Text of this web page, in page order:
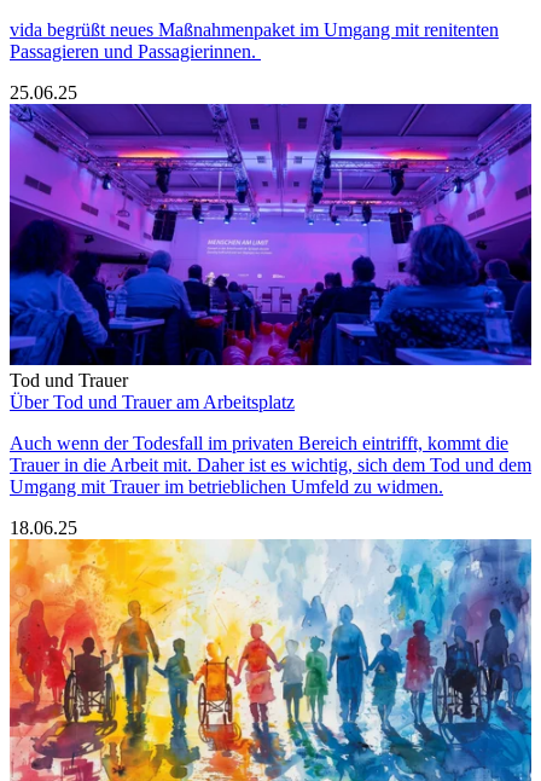
vida begrüßt neues Maßnahmenpaket im Umgang mit renitenten
Passagieren und Passagierinnen.
25.06.25
Tod und Trauer
Über Tod und Trauer am Arbeitsplatz
Auch wenn der Todesfall im privaten Bereich eintrifft, kommt die
Trauer in die Arbeit mit. Daher ist es wichtig, sich dem Tod und dem
Umgang mit Trauer im betrieblichen Umfeld zu widmen.
18.06.25